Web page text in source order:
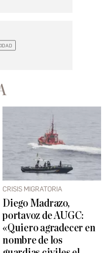
CRISIS MIGRATORIA
Diego Madrazo,
portavoz de AUGC:
«Quiero agradecer en
nombre de los